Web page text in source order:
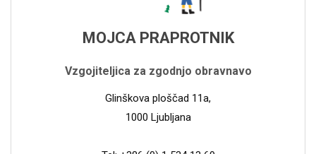
MOJCA PRAPROTNIK
Vzgojiteljica za zgodnjo obravnavo
Glinškova ploščad 11a,
1000 Ljubljana